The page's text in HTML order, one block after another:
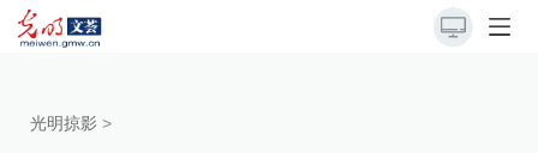
光明掠影 >